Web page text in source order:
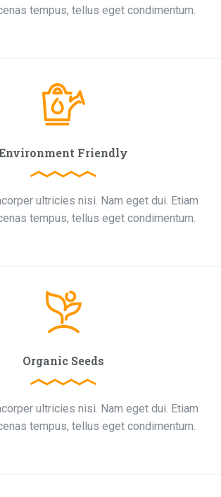
tempus, tellus eget condimentum.
Friendly
ultricies nisi. Nam eget dui. Etiam
tempus, tellus eget condimentum.
Organic Seeds
ultricies nisi. Nam eget dui. Etiam
tempus, tellus eget condimentum.